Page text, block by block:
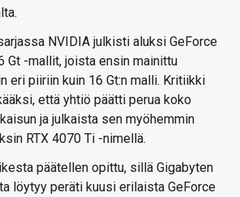
NVIDIA julkisti aluksi GeForce
Gt -mallit, joista ensin mainittu
eri piiriin kuin 16 Gt:n malli. Kritiikki
että yhtiö päätti perua koko
ja julkaista sen myöhemmin
RTX 4070 Ti -nimellä.
päätellen opittu, sillä Gigabyten
löytyy peräti kuusi erilaista GeForce